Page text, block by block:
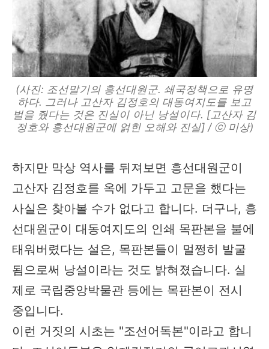
(사진: 조선말기의 흥선대원군. 쇄국정책으로 유명
하다. 그러나 고산자 김정호의 대동여지도를 보고
벌을 줬다는 것은 진실이 아닌 낭설이다. [고산자 김
정호와 흥선대원군에 얽힌 오해와 진실] / ⓒ 미상)
하지만 막상 역사를 뒤져보면 흥선대원군이
고산자 김정호를 옥에 가두고 고문을 했다는
사실은 찾아볼 수가 없다고 합니다. 더구나, 흥
선대원군이 대동여지도의 인쇄 목판본을 불에
태워버렸다는 설은, 목판본들이 멀쩡히 발굴
됨으로써 낭설이라는 것도 밝혀졌습니다. 실
제로 국립중앙박물관 등에는 목판본이 전시
중입니다.
이런 거짓의 시초는 "조선어독본"이라고 합니